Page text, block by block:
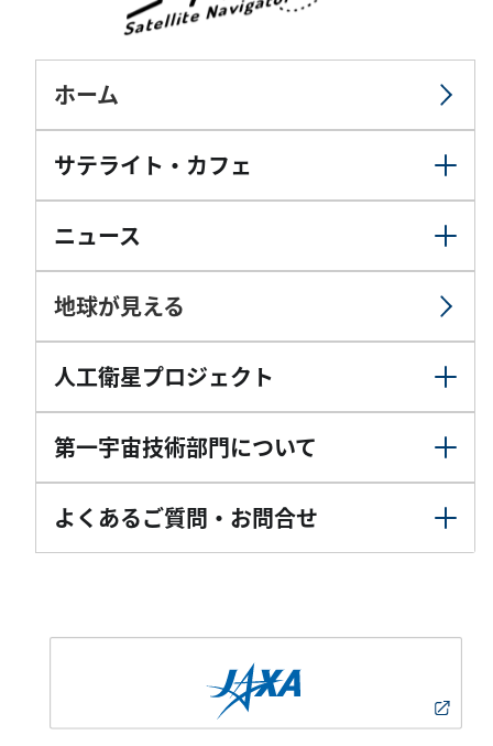
ホーム
サテライト・カフェ
ニュース
地球が見える
人工衛星プロジェクト
第一宇宙技術部門について
よくあるご質問・お問合せ